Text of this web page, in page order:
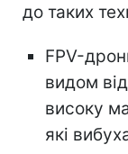
до таких
FPV-
видом
високу
які